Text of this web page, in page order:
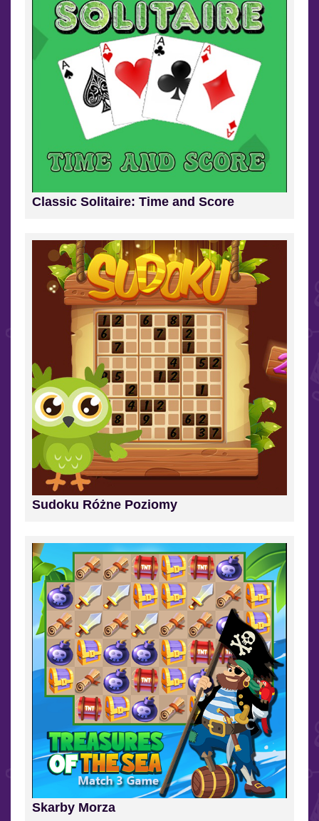
Classic Solitaire: Time and Score
Sudoku Różne Poziomy
Skarby Morza